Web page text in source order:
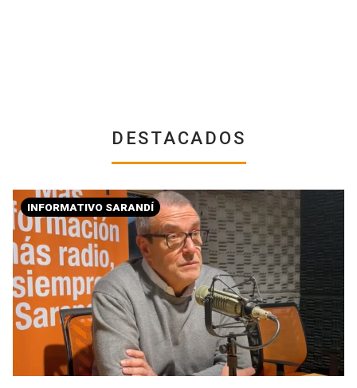
DESTACADOS
INFORMATIVO SARANDÍ